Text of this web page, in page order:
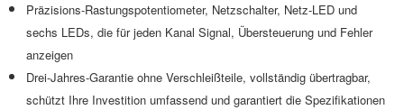
Präzisions-Rastungspotentiometer, Netzschalter, Netz-LED und
sechs LEDs, die für jeden Kanal Signal, Übersteuerung und Fehler
anzeigen
Drei-Jahres-Garantie ohne Verschleißteile, vollständig übertragbar,
schützt Ihre Investition umfassend und garantiert die Spezifikationen